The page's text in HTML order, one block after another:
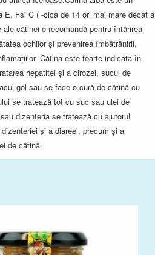
Fsi C ( -cica de 14 ori mai mare decat a
cătinei o recomandă pentru întărirea
ochilor şi prevenirea îmbătrânirii,
Cătina este foarte indicata în
hepatitei și a cirozei, sucul de
gol sau se face o cură de cătină cu
se tratează tot cu suc sau ulei de
dizenteria se tratează cu ajutorul
și a diareei, precum și a
de cătină.